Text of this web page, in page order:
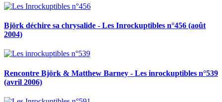
Björk déchire sa chrysalide - Les Inrockuptibles n°456 (août
2004)
Rencontre Björk & Matthew Barney - Les inrockuptibles n°539
(avril 2006)